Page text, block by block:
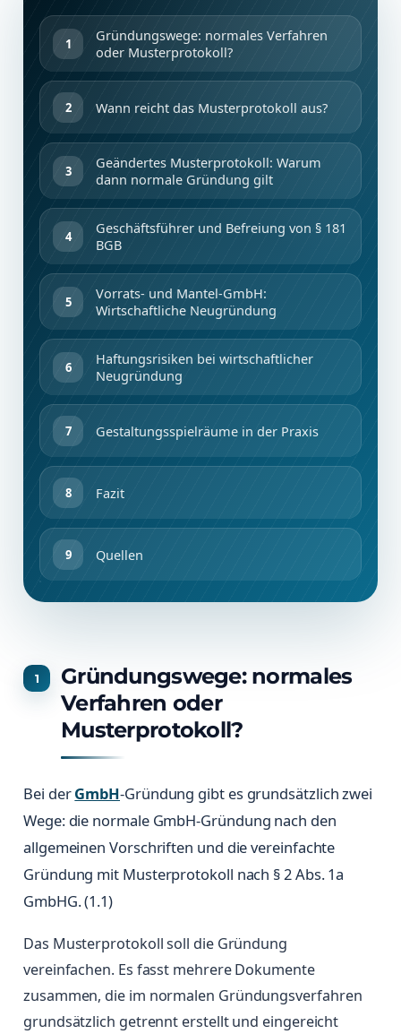
Gründungswege: normales Verfahren
oder Musterprotokoll?
Wann reicht das Musterprotokoll aus?
Geändertes Musterprotokoll: Warum
dann normale Gründung gilt
Geschäftsführer und Befreiung von § 181
BGB
Vorrats- und Mantel-GmbH:
Wirtschaftliche Neugründung
Haftungsrisiken bei wirtschaftlicher
Neugründung
Gestaltungsspielräume in der Praxis
Fazit
Quellen
Gründungswege: normales
Verfahren oder
Musterprotokoll?
Bei derGmbH-Gründung gibt es grundsätzlich zwei
Wege: die normale GmbH-Gründung nach den
allgemeinen Vorschriften und die vereinfachte
Gründung mit Musterprotokoll nach § 2 Abs. 1a
GmbHG. (1.1)
Das Musterprotokoll soll die Gründung
vereinfachen. Es fasst mehrere Dokumente
zusammen, die im normalen Gründungsverfahren
grundsätzlich getrennt erstellt und eingereicht